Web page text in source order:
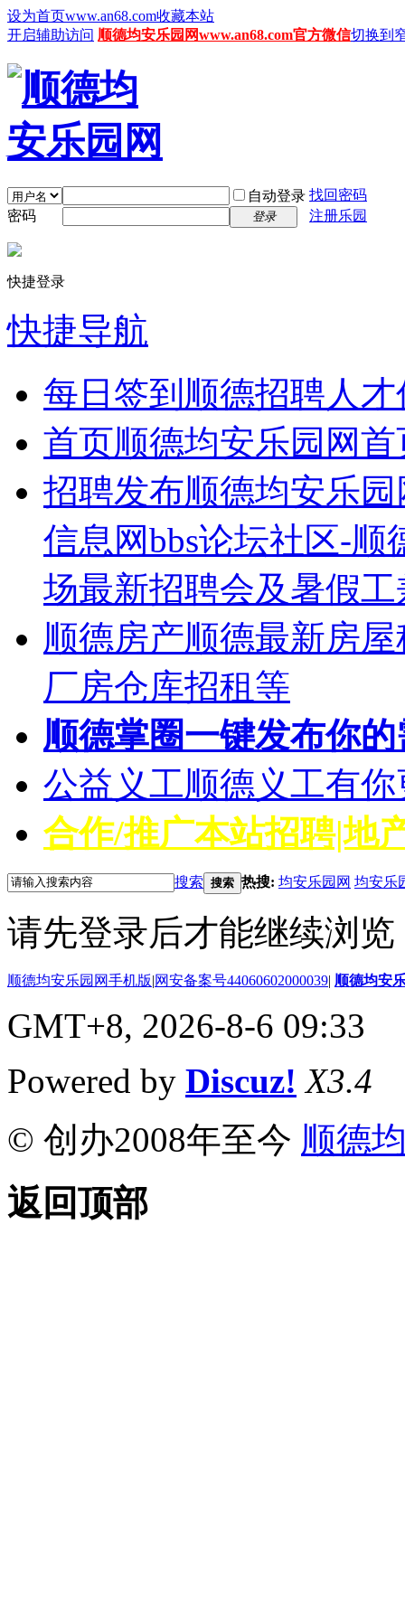
设为首页www.an68.com收藏本站
开启辅助访问 顺德均安乐园网www.an68.com官方微信切换到
自动登录 找回密码
密码
登录 注册乐园
快捷登录
快捷导航
每日签到 顺德招聘人
首页顺德均安乐园网首
招聘发布顺德均安乐
信息网bbs论坛社区-
场最新招聘会及暑假
顺德房产顺德最新房
厂房仓库招租等
顺德掌圈一键发布你
公益义工顺德义工有
合作/推广本站招聘|地
搜索 搜索 热搜: 均安乐园网 均安乐
请先登录后才能继续浏览
顺德均安乐园网手机版|网安备案号44060602000039| 顺德均安
GMT+8, 2026-8-6 09:33
Powered by Discuz! X3.4
© 创办2008年至今 顺德
返回顶部